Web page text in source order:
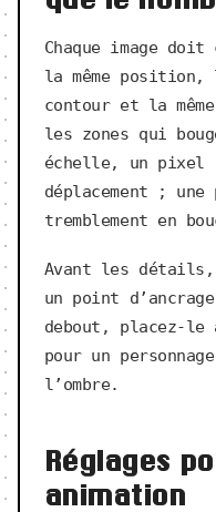
Chaque image
la même position,
contour et la
les zones qui
échelle, un pixel
déplacement ;
tremblement en
Avant les
un point
debout, placez-le
pour un
l’ombre.
Réglages
animation